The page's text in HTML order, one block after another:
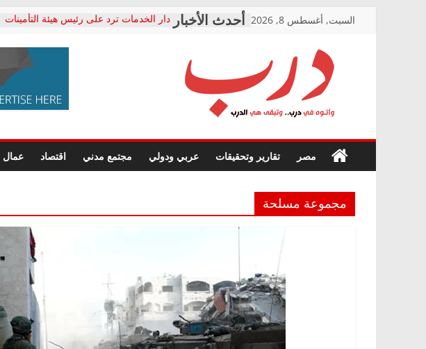
السبت, أغسطس 8, 2026
دار الخدمات ترد على رئيس هيئة التأمينات
معاناة أصحاب المعاشات.. ونطالب بكشف
فرحات سليمان يكتب: القطاع الصحي إلى
حزب التحالف الشعبي يطلق لجنة “الحق
صور .. اعتماد الرسومات النهائية للقرار
الوزاري لمدينة الصحفيين.. وانتهاء أعمال
إنشاء المبنى الإداري
قرينة البراءة وضمانات المحاكمة العادلة
درب
في
درب..
هي
الدرب
مصر تقارير وتحقيقات عربي ودولي مجتمع مدني اقتصاد عمال
مجموعة مسلحة